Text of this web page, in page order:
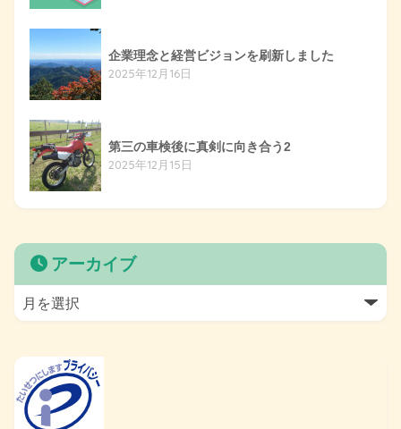
企業理念と経営ビジョンを刷新しました
2025年12月16日
第三の車検後に真剣に向き合う2
2025年12月15日
アーカイブ